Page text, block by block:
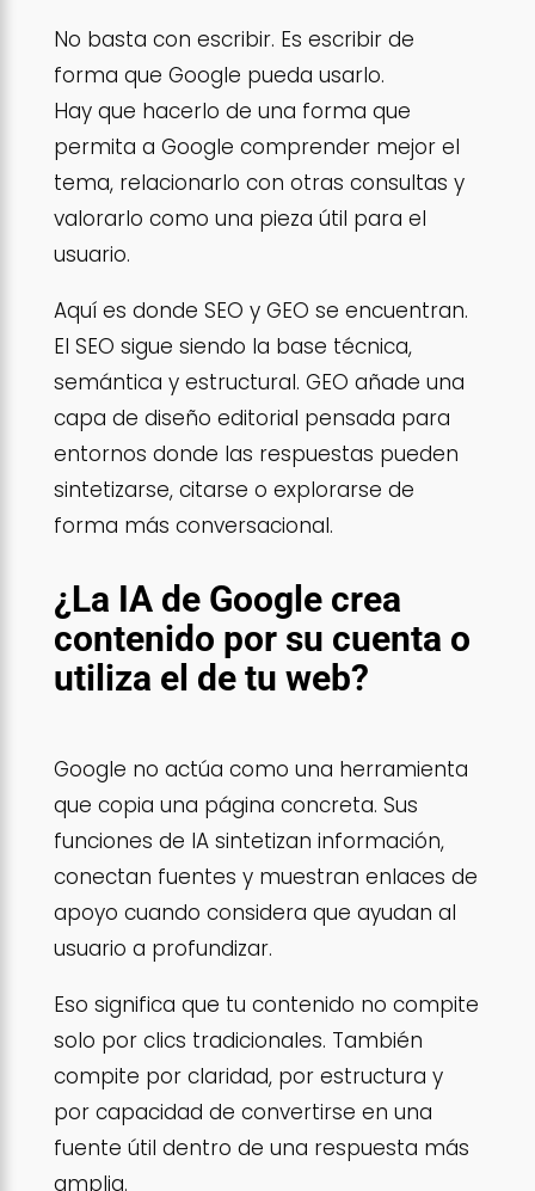
No basta con escribir. Es escribir de
forma que Google pueda usarlo.
Hay que hacerlo de una forma que
permita a Google comprender mejor el
tema, relacionarlo con otras consultas y
valorarlo como una pieza útil para el
usuario.
Aquí es donde SEO y GEO se encuentran.
El SEO sigue siendo la base técnica,
semántica y estructural. GEO añade una
capa de diseño editorial pensada para
entornos donde las respuestas pueden
sintetizarse, citarse o explorarse de
forma más conversacional.
¿La IA de Google crea
contenido por su cuenta o
utiliza el de tu web?
Google no actúa como una herramienta
que copia una página concreta. Sus
funciones de IA sintetizan información,
conectan fuentes y muestran enlaces de
apoyo cuando considera que ayudan al
usuario a profundizar.
Eso significa que tu contenido no compite
solo por clics tradicionales. También
compite por claridad, por estructura y
por capacidad de convertirse en una
fuente útil dentro de una respuesta más
amplia.